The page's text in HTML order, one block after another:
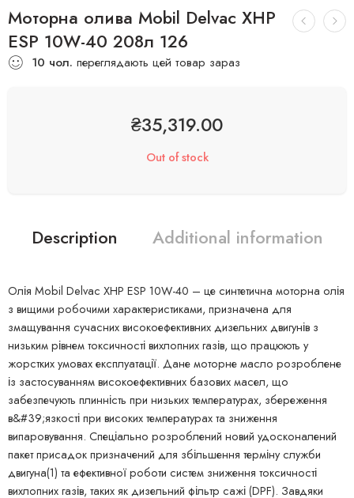
Моторна олива Mobil Delvac XHP
ESP 10W-40 208л 126
10 чол. переглядають цей товар зараз
₴35,319.00
Out of stock
Description Additional information
Олія Mobil Delvac XHP ESP 10W-40 – це синтетична моторна олія
з вищими робочими характеристиками, призначена для
змащування сучасних високоефективних дизельних двигунів з
низьким рівнем токсичності вихлопних газів, що працюють у
жорстких умовах експлуатації. Дане моторне масло розроблене
із застосуванням високоефективних базових масел, що
забезпечують плинність при низьких температурах, збереження
в&#39;язкості при високих температурах та зниження
випаровування. Спеціально розроблений новий удосконалений
пакет присадок призначений для збільшення терміну служби
двигуна(1) та ефективної роботи систем зниження токсичності
вихлопних газів, таких як дизельний фільтр сажі (DPF). Завдяки